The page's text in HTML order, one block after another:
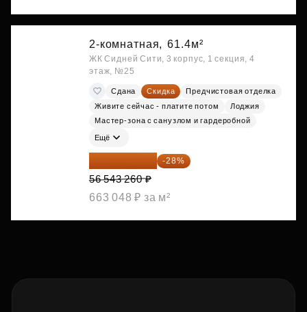
2-комнатная, 61.4м²
ЖК Сидней Сити, 3 корпус, 1 секция, 4
этаж, №25
Сдана Скидка
Предчистовая отделка
Живите сейчас - платите потом
Лоджия
Мастер-зона с санузлом и гардеробной
Ещё
40 711 147 ₽ -28%
56 543 260 ₽
663 048 ₽ за м²